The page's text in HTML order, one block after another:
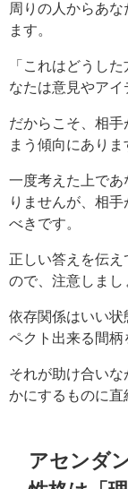
周りの人からあ
ます。
「これはどうし
なたは意見やアイ
だからこそ、相手
まう傾向にありま
一度考えた上で
りませんが、相
べきです。
正しい答えを伝え
ので、注意しまし
依存関係はいい状
ペクト出来る間柄
それが助け合い
かにするものに直
アセンダ